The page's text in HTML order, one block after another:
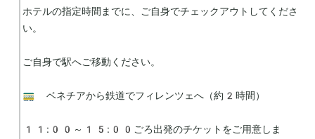
ホテルの指定時間までに、ご自身でチェックアウトしてくださ
い。
ご自身で駅へご移動ください。
🚃 ベネチアから鉄道でフィレンツェへ（約2時間）
11:00～15:00ごろ出発のチケットをご用意しま